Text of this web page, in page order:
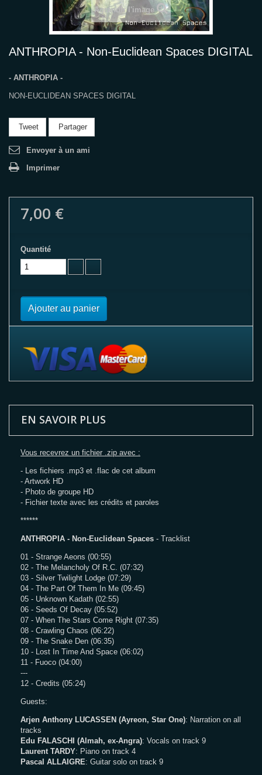
Agrandir l'image
ANTHROPIA - Non-Euclidean Spaces DIGITAL
- ANTHROPIA -
NON-EUCLIDEAN SPACES DIGITAL
Tweet Partager
Envoyer à un ami
Imprimer
7,00 €
Quantité
Ajouter au panier
EN SAVOIR PLUS
Vous recevrez un fichier .zip avec :
- Les fichiers .mp3 et .flac de cet album
- Artwork HD
- Photo de groupe HD
- Fichier texte avec les crédits et paroles
******
ANTHROPIA - Non-Euclidean Spaces - Tracklist
01 - Strange Aeons (00:55)
02 - The Melancholy Of R.C. (07:32)
03 - Silver Twilight Lodge (07:29)
04 - The Part Of Them In Me (09:45)
05 - Unknown Kadath (02:55)
06 - Seeds Of Decay (05:52)
07 - When The Stars Come Right (07:35)
08 - Crawling Chaos (06:22)
09 - The Snake Den (06:35)
10 - Lost In Time And Space (06:02)
11 - Fuoco (04:00)
---
12 - Credits (05:24)
Guests:
Arjen Anthony LUCASSEN (Ayreon, Star One): Narration on all
tracks
Edu FALASCHI (Almah, ex-Angra): Vocals on track 9
Laurent TARDY: Piano on track 4
Pascal ALLAIGRE: Guitar solo on track 9